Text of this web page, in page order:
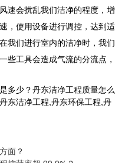
速会扰乱我们洁净的程度，增
，使用设备进行调控，达到适
我们进行室内的洁净时，我们
些工具会造成气流的分流点，
多少？丹东洁净工程质量怎么
东洁净工程,丹东环保工程,丹
面？